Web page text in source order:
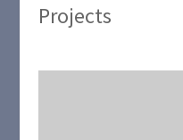
Projects